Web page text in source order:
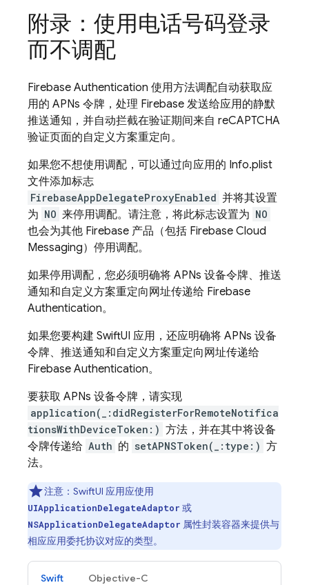
附录：使用电话号码登录
而不调配
Firebase Authentication 使用方法调配自动获取应
用的 APNs 令牌，处理 Firebase 发送给应用的静默
推送通知，并自动拦截在验证期间来自 reCAPTCHA
验证页面的自定义方案重定向。
如果您不想使用调配，可以通过向应用的 Info.plist
文件添加标志
FirebaseAppDelegateProxyEnabled 并将其设置
为 NO 来停用调配。请注意，将此标志设置为 NO
也会为其他 Firebase 产品（包括 Firebase Cloud
Messaging）停用调配。
如果停用调配，您必须明确将 APNs 设备令牌、推送
通知和自定义方案重定向网址传递给 Firebase
Authentication。
如果您要构建 SwiftUI 应用，还应明确将 APNs 设备
令牌、推送通知和自定义方案重定向网址传递给
Firebase Authentication。
要获取 APNs 设备令牌，请实现
application(_:didRegisterForRemoteNotifica
tionsWithDeviceToken:) 方法，并在其中将设备
令牌传递给 Auth 的 setAPNSToken(_:type:) 方
法。
注意：SwiftUI 应用应使用
UIApplicationDelegateAdaptor 或
NSApplicationDelegateAdaptor 属性封装容器来提供与
相应应用委托协议对应的类型。
Swift Objective-C